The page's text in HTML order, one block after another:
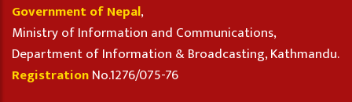
Government of Nepal,
Ministry of Information and Communications,
Department of Information & Broadcasting, Kathmandu.
RegistrationNo.1276/075-76